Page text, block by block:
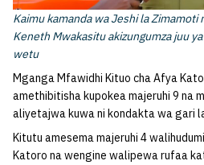
Kaimu kamanda wa Jeshi la Zimamoti
Keneth Mwakasitu akizungumza juu
wetu
Mganga Mfawidhi Kituo cha Afya
amethibitisha kupokea majeruhi 9 na
aliyetajwa kuwa ni kondakta wa gari
Kitutu amesema majeruhi 4
Katoro na wengine walipewa rufaa